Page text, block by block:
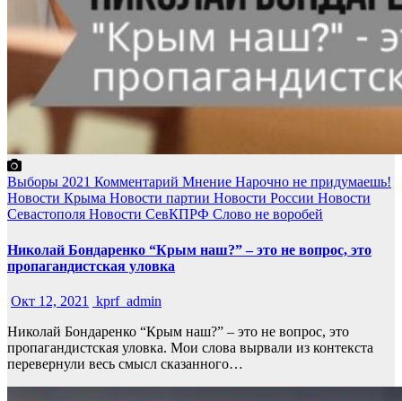
Выборы 2021 Комментарий Мнение Нарочно не придумаешь!
Новости Крыма Новости партии Новости России Новости
Севастополя Новости СевКПРФ Слово не воробей
Николай Бондаренко “Крым наш?” – это не вопрос, это
пропагандистская уловка
Окт 12, 2021
kprf_admin
Николай Бондаренко “Крым наш?” – это не вопрос, это
пропагандистская уловка. Мои слова вырвали из контекста
перевернули весь смысл сказанного…